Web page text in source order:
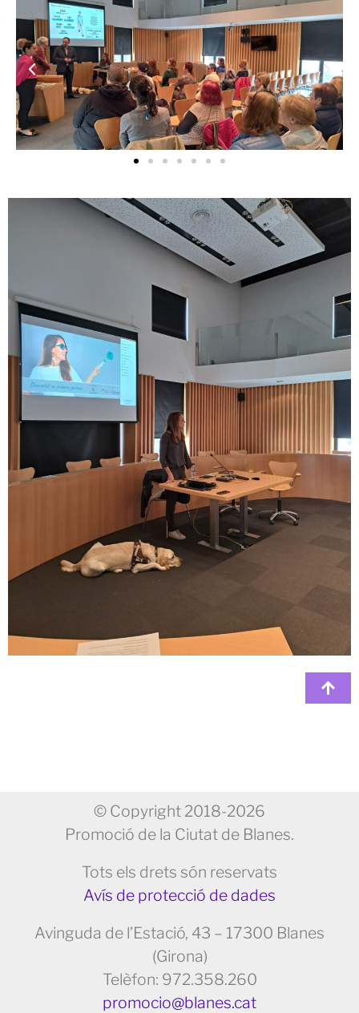
© Copyright 2018-2026
Promoció de la Ciutat de Blanes.
Tots els drets són reservats
Avís de protecció de dades
Avinguda de l’Estació, 43 – 17300 Blanes
(Girona)
Telèfon: 972.358.260
promocio@blanes.cat